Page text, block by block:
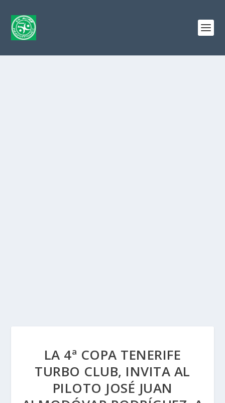
LA 4ª COPA TENERIFE
TURBO CLUB, INVITA AL
PILOTO JOSÉ JUAN